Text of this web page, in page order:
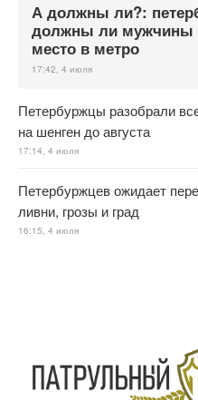
А должны ли?:
должны ли мужчины
место в метро
17:42, 4 июля
Петербуржцы разобрали
на шенген до августа
17:14, 4 июля
Петербуржцев ожидает
ливни, грозы и град
16:15, 4 июля